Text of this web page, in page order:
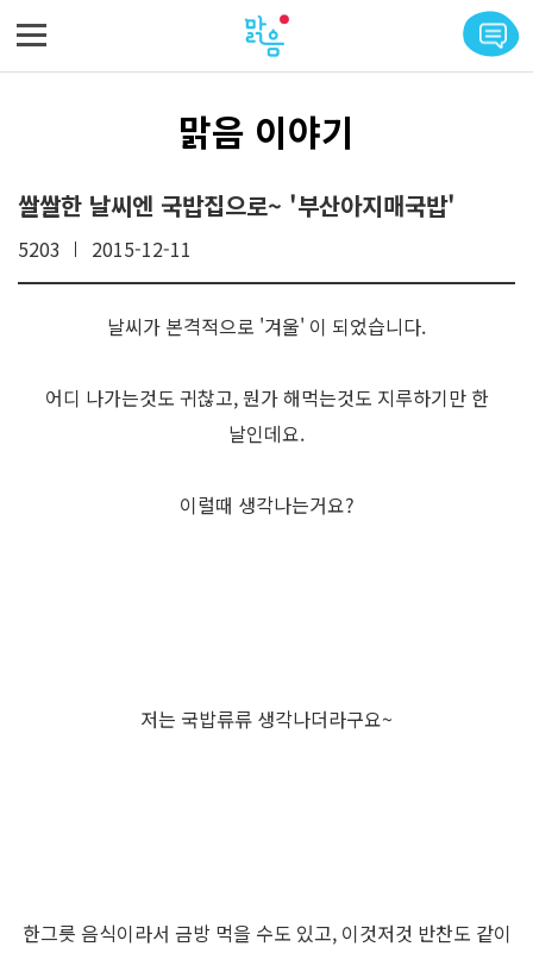
맑음 이야기
쌀쌀한 날씨엔 국밥집으로~ '부산아지매국밥'
5203 2015-12-11
날씨가 본격적으로 '겨울' 이 되었습니다.
어디 나가는것도 귀찮고, 뭔가 해먹는것도 지루하기만 한
날인데요.
이럴때 생각나는거요?
저는 국밥류류 생각나더라구요~
한그릇 음식이라서 금방 먹을 수도 있고, 이것저것 반찬도 같이